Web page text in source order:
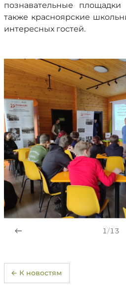
познавательные
также красноярские
интересных гостей.
1/13
← К новостям